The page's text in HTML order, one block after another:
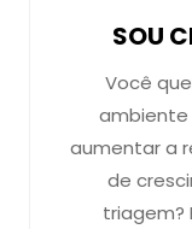
SOU
Você
ambiente
aumentar a
de
triagem?